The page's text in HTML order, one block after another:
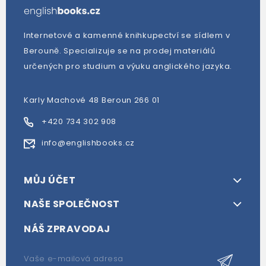
Internetové a kamenné knihkupectví se sídlem v
Berouně. Specializuje se na prodej materiálů
určených pro studium a výuku anglického jazyka.
Karly Machové 48 Beroun 266 01
+420 734 302 908
info@englishbooks.cz
MŮJ ÚČET
NAŠE SPOLEČNOST
NÁŠ ZPRAVODAJ